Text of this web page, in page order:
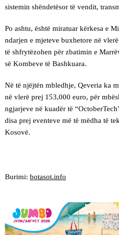
sistemin shëndetësor të vendit,
Po ashtu, është miratuar kërkesa e
ndarjen e mjeteve buxhetore në
të shfrytëzohen për zbatimin e
së Kombeve të Bashkuara.
Në të njëjtën mbledhje, Qeveria ka
në vlerë prej 153,000 euro, për
ngjarjeve në kuadër të
disa prej eventeve më të mëdha të
Kosovë.
Burimi: botasot.info